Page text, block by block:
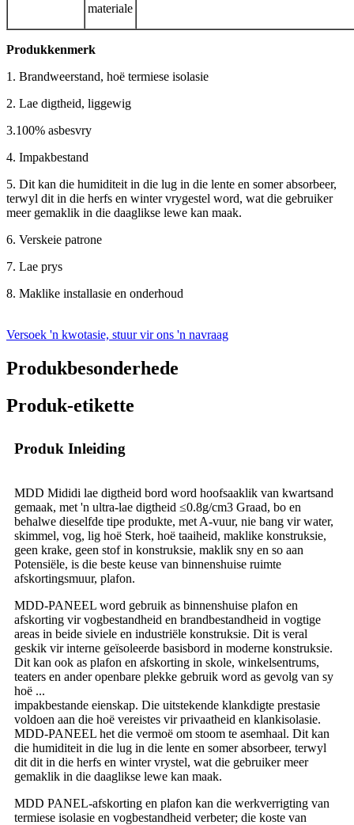
materiale
Produkkenmerk
1. Brandweerstand, hoë termiese isolasie
2. Lae digtheid, liggewig
3.100% asbesvry
4. Impakbestand
5. Dit kan die humiditeit in die lug in die lente en somer absorbeer,
terwyl dit in die herfs en winter vrygestel word, wat die gebruiker
meer gemaklik in die daaglikse lewe kan maak.
6. Verskeie patrone
7. Lae prys
8. Maklike installasie en onderhoud
Versoek 'n kwotasie, stuur vir ons 'n navraag
Produkbesonderhede
Produk-etikette
Produk Inleiding
MDD Mididi lae digtheid bord word hoofsaaklik van kwartsand
gemaak, met 'n ultra-lae digtheid ≤0.8g/cm3 Graad, bo en
behalwe dieselfde tipe produkte, met A-vuur, nie bang vir water,
skimmel, vog, lig hoë Sterk, hoë taaiheid, maklike konstruksie,
geen krake, geen stof in konstruksie, maklik sny en so aan
Potensiële, is die beste keuse van binnenshuise ruimte
afskortingsmuur, plafon.
MDD-PANEEL word gebruik as binnenshuise plafon en
afskorting vir vogbestandheid en brandbestandheid in vogtige
areas in beide siviele en industriële konstruksie. Dit is veral
geskik vir interne geïsoleerde basisbord in moderne konstruksie.
Dit kan ook as plafon en afskorting in skole, winkelsentrums,
teaters en ander openbare plekke gebruik word as gevolg van sy
hoë ...
impakbestande eienskap. Die uitstekende klankdigte prestasie
voldoen aan die hoë vereistes vir privaatheid en klankisolasie.
MDD-PANEEL het die vermoë om stoom te asemhaal. Dit kan
die humiditeit in die lug in die lente en somer absorbeer, terwyl
dit dit in die herfs en winter vrystel, wat die gebruiker meer
gemaklik in die daaglikse lewe kan maak.
MDD PANEL-afskorting en plafon kan die werkverrigting van
termiese isolasie en vogbestandheid verbeter; die koste van